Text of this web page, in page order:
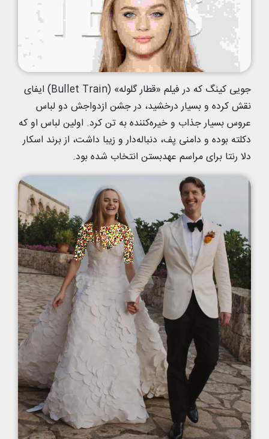
جویی کینگ که در فیلم «قطار گلوله» (Bullet Train) ایفای
نقش کرده و بسیار درخشید، در جشن ازدواجش دو لباس
عروس بسیار جذاب و خیره‌کننده به تن کرد. اولین لباس او که
دکلته بوده و دامنی پف، دنباله‌دار و زیبا داشت، از برند اسکار
دلا رنتا برای مراسم عهدبستن انتخاب شده بود.